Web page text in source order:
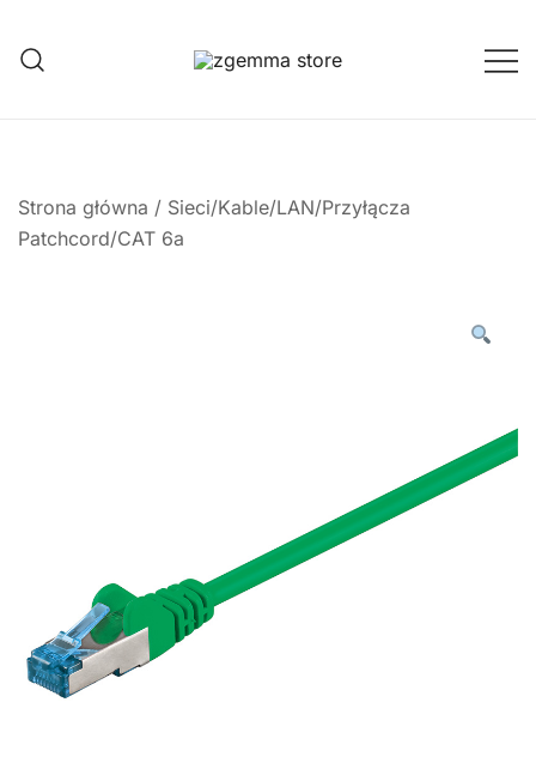
treści
Strona główna / Sieci/Kable/LAN/Przyłącza
Patchcord/CAT 6a